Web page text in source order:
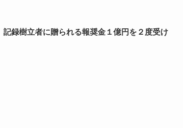
記録樹立者に贈られる報奨金１億円を２度受け